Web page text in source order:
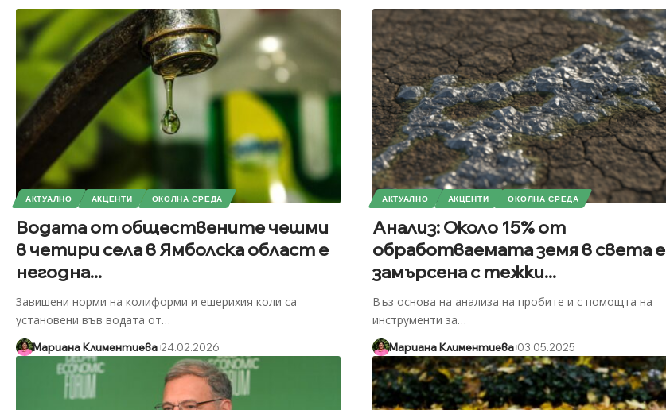
АКТУАЛНО АКЦЕНТИ ОКОЛНА СРЕДА
Водата от обществените чешми
в четири села в Ямболска област е
негодна...
Завишени норми на колиформи и ешерихия коли са
установени във водата от…
Мариана Климентиева 24.02.2026
АКТУАЛНО АКЦЕНТИ ОКОЛНА СРЕДА
Анализ: Около 15% от
обработваемата земя в света е
замърсена с тежки...
Въз основа на анализа на пробите и с помощта на
инструменти за…
Мариана Климентиева 03.05.2025